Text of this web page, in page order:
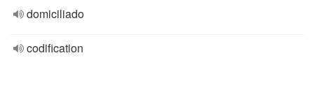
domiciliado
codification